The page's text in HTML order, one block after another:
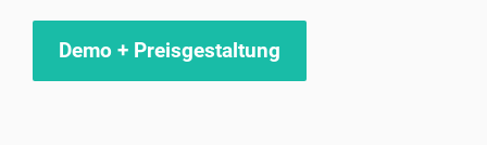
Demo + Preisgestaltung